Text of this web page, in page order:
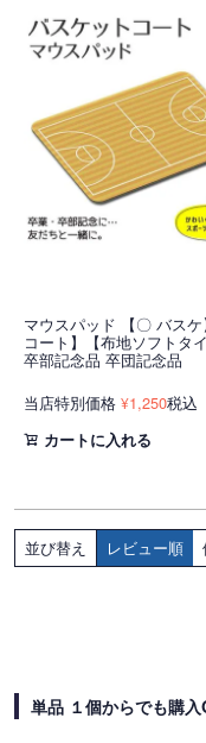
マウスパッド 【〇 バス
コート】【布地ソフトタイ
卒部記念品 卒団記念品
当店特別価格 ¥1,250税込
カートに入れる
並び替え レビュー順
単品 １個からでも購入